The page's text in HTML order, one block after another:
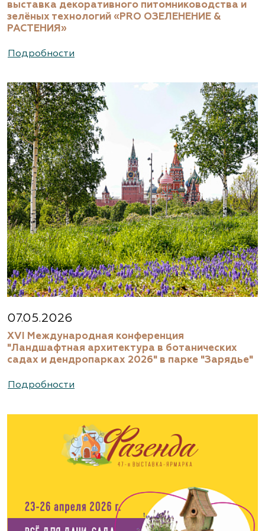
выставка декоративного питомниководства и
зелёных технологий «PRO ОЗЕЛЕНЕНИЕ &
РАСТЕНИЯ»
Подробности
07.05.2026
XVI Международная конференция
"Ландшафтная архитектура в ботанических
садах и дендропарках 2026" в парке "Зарядье"
Подробности